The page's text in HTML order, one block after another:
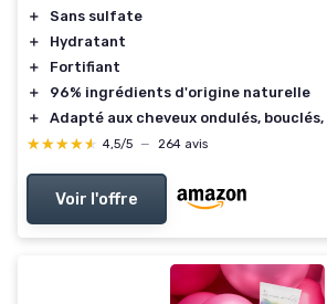
＋
Sans sulfate
＋
Hydratant
＋
Fortifiant
＋
96% ingrédients d'origine naturelle
＋
Adapté aux cheveux ondulés,
★★★★★
★★★★★ 4,5/5 — 264 avis
Voir l'offre